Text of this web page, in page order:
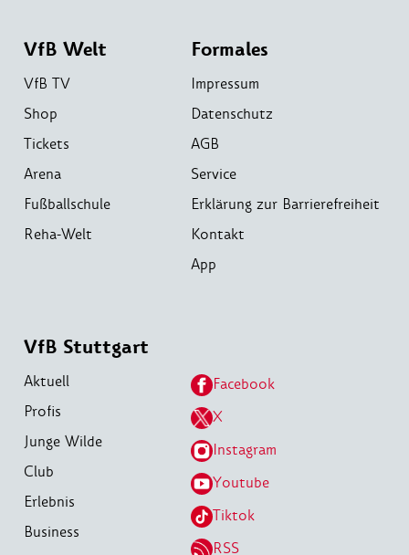
VfB Welt
VfB TV
Shop
Tickets
Arena
Fußballschule
Reha-Welt
Formales
Impressum
Datenschutz
AGB
Service
Erklärung zur Barrierefreiheit
Kontakt
App
VfB Stuttgart
Aktuell
Profis
Junge Wilde
Club
Erlebnis
Business
Facebook
X
Instagram
Youtube
Tiktok
RSS